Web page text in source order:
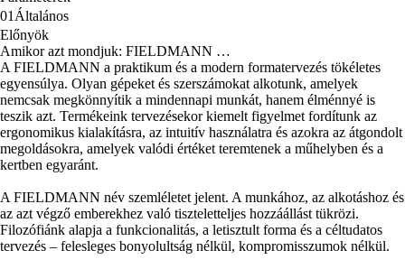
01 Általános
Előnyök
Amikor azt mondjuk: FIELDMANN …
A FIELDMANN a praktikum és a modern formatervezés tökéletes
egyensúlya. Olyan gépeket és szerszámokat alkotunk, amelyek
nemcsak megkönnyítik a mindennapi munkát, hanem élménnyé is
teszik azt. Termékeink tervezésekor kiemelt figyelmet fordítunk az
ergonomikus kialakításra, az intuitív használatra és azokra az átgondolt
megoldásokra, amelyek valódi értéket teremtenek a műhelyben és a
kertben egyaránt.
A FIELDMANN név szemléletet jelent. A munkához, az alkotáshoz és
az azt végző emberekhez való tiszteletteljes hozzáállást tükrözi.
Filozófiánk alapja a funkcionalitás, a letisztult forma és a céltudatos
tervezés – felesleges bonyolultság nélkül, kompromisszumok nélkül.